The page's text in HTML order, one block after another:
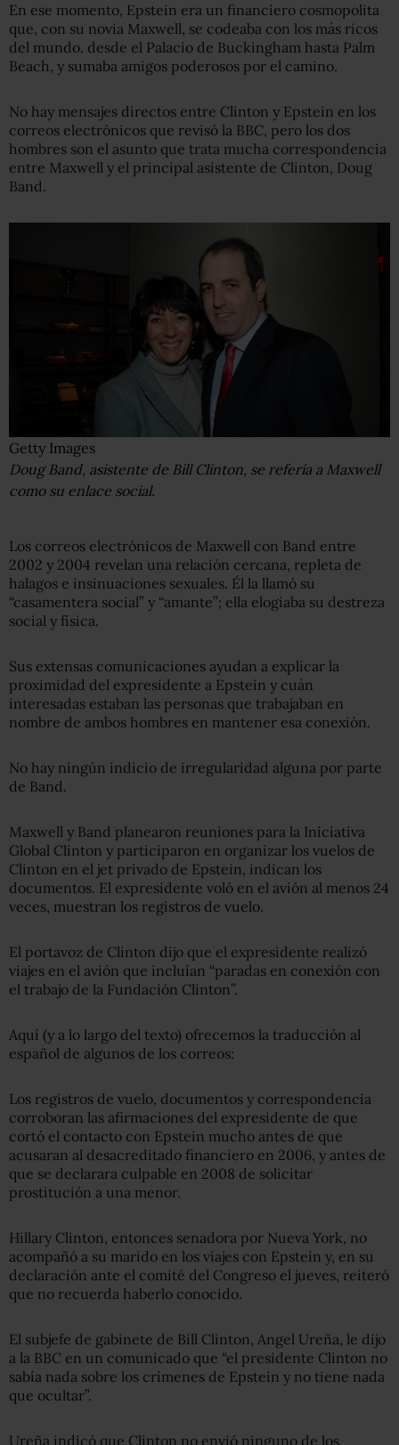
En ese momento, Epstein era un financiero cosmopolita
que, con su novia Maxwell, se codeaba con los más ricos
del mundo. desde el Palacio de Buckingham hasta Palm
Beach, y sumaba amigos poderosos por el camino.
No hay mensajes directos entre Clinton y Epstein en los
correos electrónicos que revisó la BBC, pero los dos
hombres son el asunto que trata mucha correspondencia
entre Maxwell y el principal asistente de Clinton, Doug
Band.
Getty Images
Doug Band, asistente de Bill Clinton, se refería a Maxwell
como su enlace social.
Los correos electrónicos de Maxwell con Band entre
2002 y 2004 revelan una relación cercana, repleta de
halagos e insinuaciones sexuales. Él la llamó su
“casamentera social” y “amante”; ella elogiaba su destreza
social y física.
Sus extensas comunicaciones ayudan a explicar la
proximidad del expresidente a Epstein y cuán
interesadas estaban las personas que trabajaban en
nombre de ambos hombres en mantener esa conexión.
No hay ningún indicio de irregularidad alguna por parte
de Band.
Maxwell y Band planearon reuniones para la Iniciativa
Global Clinton y participaron en organizar los vuelos de
Clinton en el jet privado de Epstein, indican los
documentos. El expresidente voló en el avión al menos 24
veces, muestran los registros de vuelo.
El portavoz de Clinton dijo que el expresidente realizó
viajes en el avión que incluían “paradas en conexión con
el trabajo de la Fundación Clinton”.
Aquí (y a lo largo del texto) ofrecemos la traducción al
español de algunos de los correos:
Los registros de vuelo, documentos y correspondencia
corroboran las afirmaciones del expresidente de que
cortó el contacto con Epstein mucho antes de que
acusaran al desacreditado financiero en 2006, y antes de
que se declarara culpable en 2008 de solicitar
prostitución a una menor.
Hillary Clinton, entonces senadora por Nueva York, no
acompañó a su marido en los viajes con Epstein y, en su
declaración ante el comité del Congreso el jueves, reiteró
que no recuerda haberlo conocido.
El subjefe de gabinete de Bill Clinton, Angel Ureña, le dijo
a la BBC en un comunicado que “el presidente Clinton no
sabía nada sobre los crímenes de Epstein y no tiene nada
que ocultar”.
Ureña indicó que Clinton no envió ninguno de los